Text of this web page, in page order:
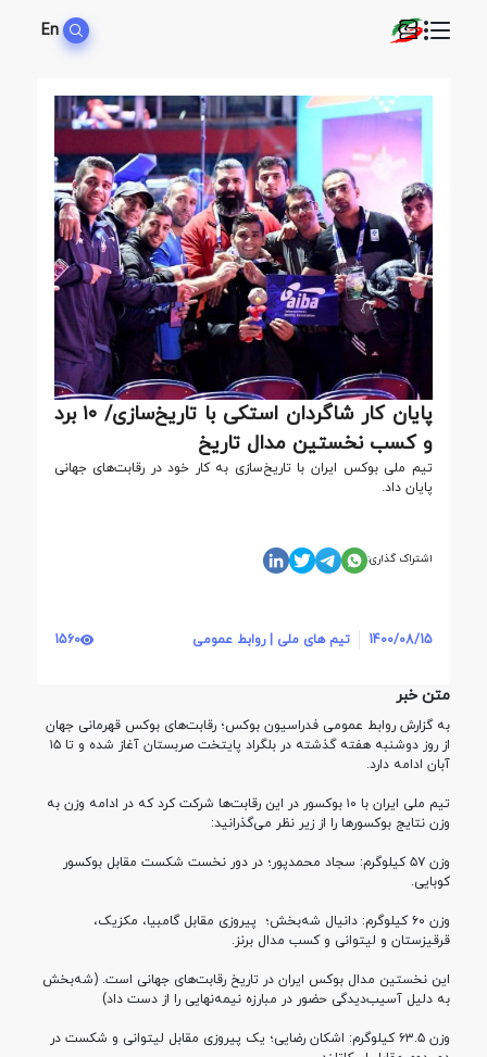
En
پایان کار شاگردان استکی با تاریخ‌سازی/ ۱۰ برد
و کسب نخستین مدال تاریخ
تیم ملی بوکس ایران با تاریخ‌سازی به کار خود در رقابت‌های جهانی
پایان داد.
اشتراک گذاری:
1400/08/15 تیم های ملی | روابط عمومی 1560
متن خبر
به گزارش روابط عمومی فدراسیون بوکس؛ رقابت‌های بوکس قهرمانی جهان
از روز دوشنبه هفته گذشته در بلگراد پایتخت صربستان آغاز شده و تا ۱۵
آبان ادامه دارد.
تیم ملی ایران با ۱۰ بوکسور در این رقابت‌ها شرکت کرد که در ادامه وزن به
وزن نتایج بوکسورها را از زیر نظر می‌گذرانید‌‌:
وزن ۵۷ کیلوگرم: سجاد محمدپور؛ در دور نخست شکست مقابل بوکسور
کوبایی.
وزن ۶۰ کیلوگرم: دانیال شه‌بخش؛
پیروزی مقابل گامبیا، مکزیک،
قرقیزستان و لیتوانی و کسب مدال برنز.
این نخستین مدال بوکس ایران در تاریخ رقابت‌های جهانی است. (شه‌بخش
به دلیل آسیب‌دیدگی حضور در مبارزه نیمه‌نهایی را از دست داد)
وزن ۶۳.۵ کیلوگرم: اشکان رضایی؛ یک پیروزی مقابل لیتوانی و شکست در